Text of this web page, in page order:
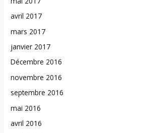
avril 2017
mars 2017
janvier 2017
Décembre 2016
novembre 2016
septembre 2016
mai 2016
avril 2016